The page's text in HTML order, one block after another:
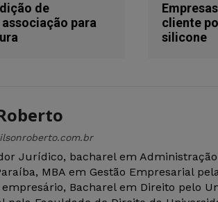
de
para
cliente
silicone
Jurídico, bacharel em
MBA em Gestão Empresarial
Bacharel em Direito pelo